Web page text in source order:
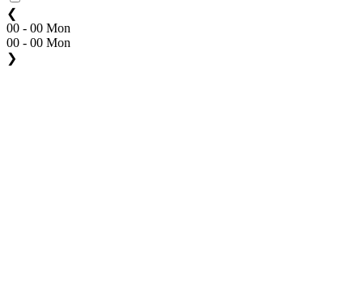
❮
00 - 00 Mon
00 - 00 Mon
❯